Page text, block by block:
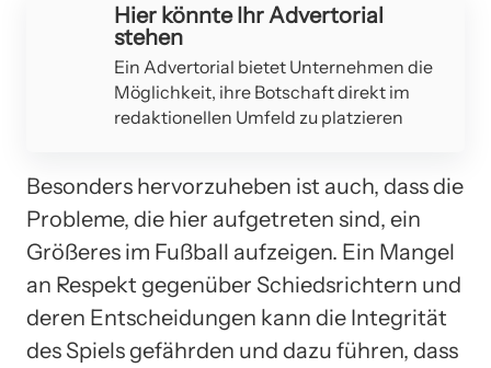
Hier könnte Ihr Advertorial
stehen
Ein Advertorial bietet Unternehmen die
Möglichkeit, ihre Botschaft direkt im
redaktionellen Umfeld zu platzieren
Besonders hervorzuheben ist auch, dass die
Probleme, die hier aufgetreten sind, ein
Größeres im Fußball aufzeigen. Ein Mangel
an Respekt gegenüber Schiedsrichtern und
deren Entscheidungen kann die Integrität
des Spiels gefährden und dazu führen, dass